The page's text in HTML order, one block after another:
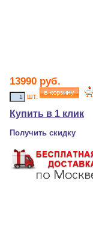
13990 руб.
шт.
Купить в 1 клик
Получить скидку